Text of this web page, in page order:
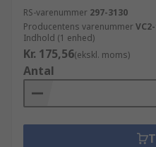
RS-varenummer 297-3130
Producentens varenummer
Indhold (1 enhed)
Kr. 175,56(ekskl. moms)
Antal